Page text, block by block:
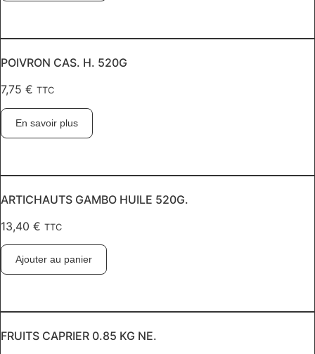
POIVRON CAS. H. 520G
7,75 € TTC
En savoir plus
ARTICHAUTS GAMBO HUILE 520G.
13,40 € TTC
Ajouter au panier
FRUITS CAPRIER 0.85 KG NE.